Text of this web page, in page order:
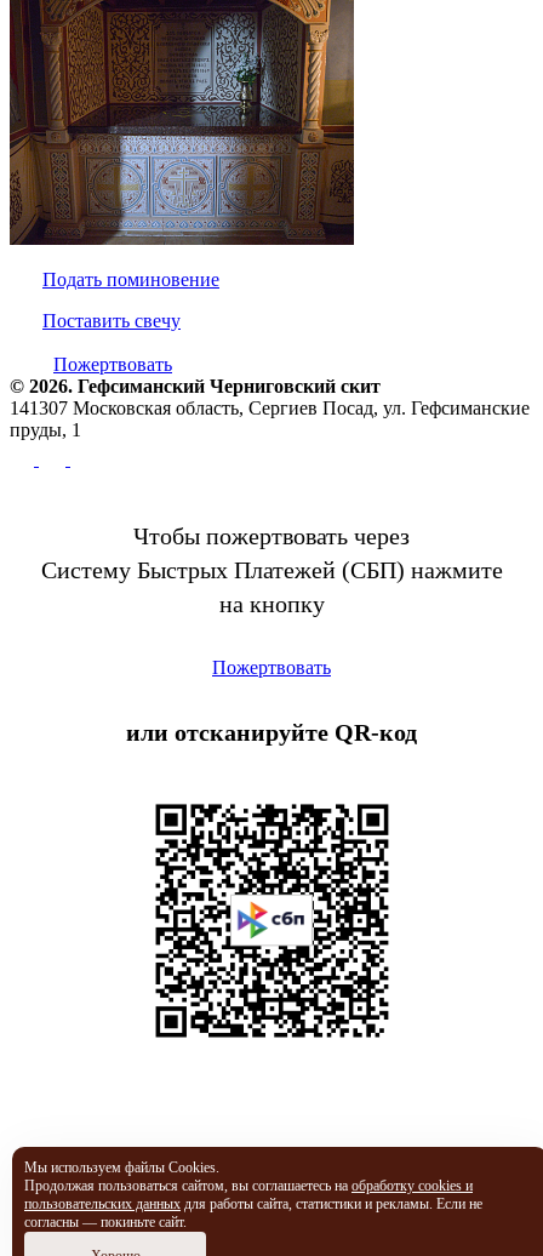
Подать поминовение
Поставить свечу
Пожертвовать
© 2026. Гефсиманский Черниговский cкит
141307 Московская область, Сергиев Посад, ул. Гефсиманские
пруды, 1
Чтобы пожертвовать через
Систему Быстрых Платежей (СБП) нажмите
на кнопку
Пожертвовать
или отсканируйте QR-код
Мы используем файлы Cookies.
Продолжая пользоваться сайтом, вы соглашаетесь на обработку cookies и
пользовательских данных для работы сайта, статистики и рекламы. Если не
согласны — покиньте сайт.